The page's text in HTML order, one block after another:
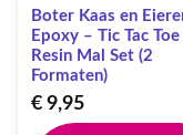
Boter Kaas en
Epoxy – Tic Tac Toe
Resin Mal Set (2
Formaten)
€9,95